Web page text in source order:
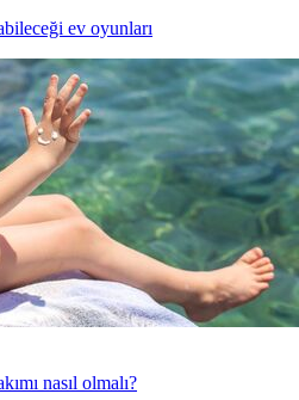
ev oyunları
nasıl olmalı?